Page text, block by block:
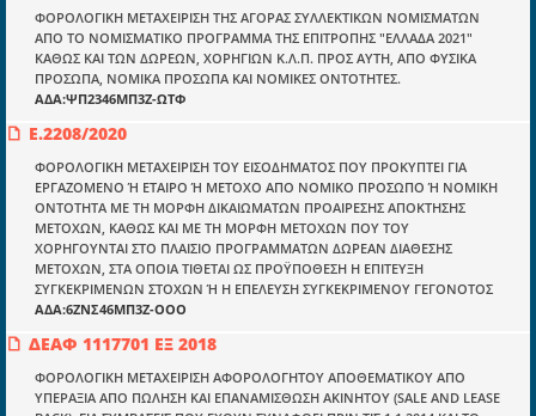
ΦΟΡΟΛΟΓΙΚΗ ΜΕΤΑΧΕΙΡΙΣΗ ΤΗΣ ΑΓΟΡΑΣ ΣΥΛΛΕΚΤΙΚΩΝ ΝΟΜΙΣΜΑΤΩΝ
ΑΠΟ ΤΟ ΝΟΜΙΣΜΑΤΙΚΟ ΠΡΟΓΡΑΜΜΑ ΤΗΣ ΕΠΙΤΡΟΠΗΣ "ΕΛΛΑΔΑ 2021"
ΚΑΘΩΣ ΚΑΙ ΤΩΝ ΔΩΡΕΩΝ, ΧΟΡΗΓΙΩΝ Κ.Λ.Π. ΠΡΟΣ ΑΥΤΗ, ΑΠΟ ΦΥΣΙΚΑ
ΠΡΟΣΩΠΑ, ΝΟΜΙΚΑ ΠΡΟΣΩΠΑ ΚΑΙ ΝΟΜΙΚΕΣ ΟΝΤΟΤΗΤΕΣ.
ΑΔΑ:ΨΠ2346ΜΠ3Ζ-ΩΤΦ
Ε.2208/2020
ΦΟΡΟΛΟΓΙΚΗ ΜΕΤΑΧΕΙΡΙΣΗ ΤΟΥ ΕΙΣΟΔΗΜΑΤΟΣ ΠΟΥ ΠΡΟΚΥΠΤΕΙ ΓΙΑ
ΕΡΓΑΖΟΜΕΝΟ Ή ΕΤΑΙΡΟ Ή ΜΕΤΟΧΟ ΑΠΟ ΝΟΜΙΚΟ ΠΡΟΣΩΠΟ Ή ΝΟΜΙΚΗ
ΟΝΤΟΤΗΤΑ ΜΕ ΤΗ ΜΟΡΦΗ ΔΙΚΑΙΩΜΑΤΩΝ ΠΡΟΑΙΡΕΣΗΣ ΑΠΟΚΤΗΣΗΣ
ΜΕΤΟΧΩΝ, ΚΑΘΩΣ ΚΑΙ ΜΕ ΤΗ ΜΟΡΦΗ ΜΕΤΟΧΩΝ ΠΟΥ ΤΟΥ
ΧΟΡΗΓΟΥΝΤΑΙ ΣΤΟ ΠΛΑΙΣΙΟ ΠΡΟΓΡΑΜΜΑΤΩΝ ΔΩΡΕΑΝ ΔΙΑΘΕΣΗΣ
ΜΕΤΟΧΩΝ, ΣΤΑ ΟΠΟΙΑ ΤΙΘΕΤΑΙ ΩΣ ΠΡΟΫΠΟΘΕΣΗ Η ΕΠΙΤΕΥΞΗ
ΣΥΓΚΕΚΡΙΜΕΝΩΝ ΣΤΟΧΩΝ Ή Η ΕΠΕΛΕΥΣΗ ΣΥΓΚΕΚΡΙΜΕΝΟΥ ΓΕΓΟΝΟΤΟΣ
ΑΔΑ:6ΖΝΣ46ΜΠ3Ζ-ΟΟΟ
ΔΕΑΦ 1117701 ΕΞ 2018
ΦΟΡΟΛΟΓΙΚΗ ΜΕΤΑΧΕΙΡΙΣΗ ΑΦΟΡΟΛΟΓΗΤΟΥ ΑΠΟΘΕΜΑΤΙΚΟΥ ΑΠΟ
ΥΠΕΡΑΞΙΑ ΑΠΟ ΠΩΛΗΣΗ ΚΑΙ ΕΠΑΝΑΜΙΣΘΩΣΗ ΑΚΙΝΗΤΟΥ (SALE AND LEASE
Οδηγοί εκκαθάρισης
Νόμοι και προεδρικά διατάγματα
Υπουργικές αποφάσεις
Νομολογία και Γνωμοδοτήσεις ΝΣΚ
Πληροφορίες
Είσοδος
Εγγραφή
Οροι χρησης ιστοτοπου